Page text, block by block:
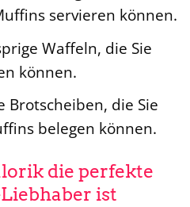
servieren können.
Waffeln, die Sie
können.
Brotscheiben, die Sie
belegen können.
die perfekte
ist